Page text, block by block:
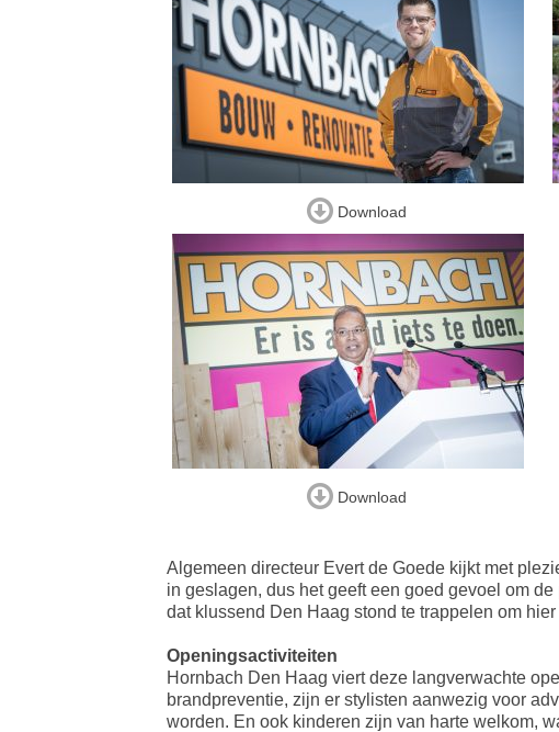
Download
Download
Algemeen directeur Evert de Goede kijkt met
in geslagen, dus het geeft een goed gevoel om
dat klussend Den Haag stond te trappelen om
Openingsactiviteiten
Hornbach Den Haag viert deze langverwachte
brandpreventie, zijn er stylisten aanwezig voor
worden. En ook kinderen zijn van harte welkom,